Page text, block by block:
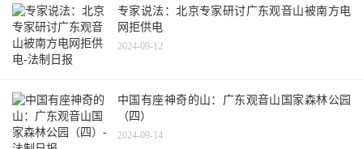
专家说法：北京专家研讨广东观音山被南方电
网拒供电
2024-09-12
中国有座神奇的山：广东观音山国家森林公园
（四）
2024-09-14